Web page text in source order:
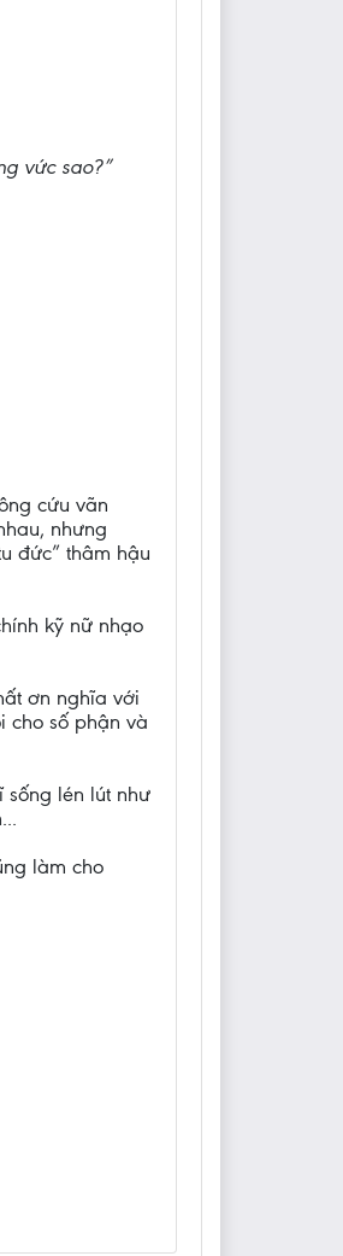
vức sao?”
cứu vãn
nhưng
đức” thâm hậu
kỹ nữ nhạo
ơn nghĩa với
cho số phận và
sống lén lút như
làm cho